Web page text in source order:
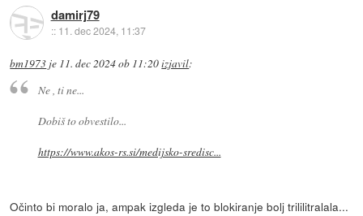
damirj79
:: 11. dec 2024, 11:37
bm1973 je 11. dec 2024 ob 11:20izjavil:
Ne , ti ne...
Dobiš to obvestilo...
https://www.akos-rs.si/medijsko-sredisc...
Očinto bi moralo ja, ampak izgleda je to blokiranje bolj trililitralala...